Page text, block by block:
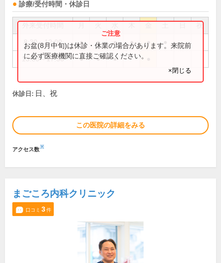
診療/受付時間・休診日
祝
8:30～12:00 ● ● ● ● ●
13:30～17:30 ● ● ●
お盆(8月中旬)は休診・休業の場合があります。来院前
に必ず医療機関に直接ご確認ください。
×閉じる
休診日: 日、祝
この医院の詳細をみる
アクセス数※
まごころ内科クリニック
口コミ 3件